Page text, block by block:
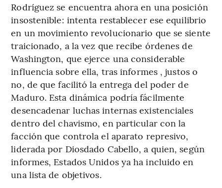
Rodríguez se encuentra ahora en una posición
insostenible: intenta restablecer ese equilibrio
en un movimiento revolucionario que se siente
traicionado, a la vez que recibe órdenes de
Washington, que ejerce una considerable
influencia sobre ella, tras informes , justos o
no, de que facilitó la entrega del poder de
Maduro. Esta dinámica podría fácilmente
desencadenar luchas internas existenciales
dentro del chavismo, en particular con la
facción que controla el aparato represivo,
liderada por Diosdado Cabello, a quien, según
informes, Estados Unidos ya ha incluido en
una lista de objetivos.